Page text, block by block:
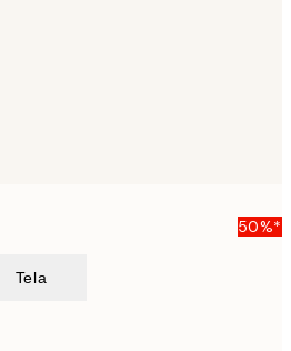
50%*
Tela